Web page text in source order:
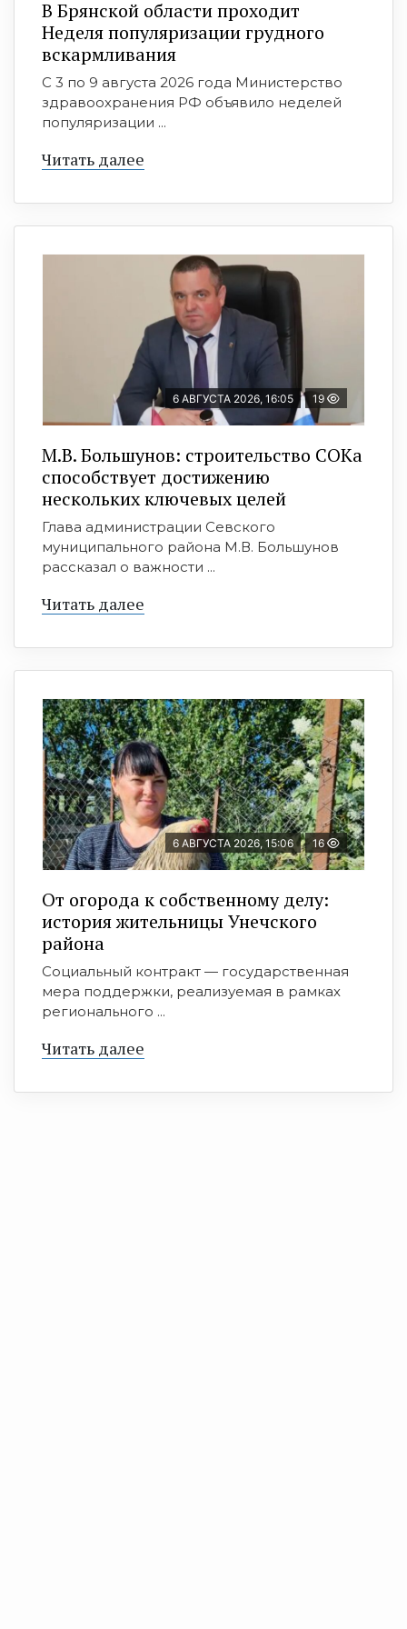
В Брянской области проходит
Неделя популяризации грудного
вскармливания
С 3 по 9 августа 2026 года Министерство
здравоохранения РФ объявило неделей
популяризации ...
Читать далее
6 АВГУСТА 2026, 16:05 19
М.В. Большунов: строительство СОКа
способствует достижению
нескольких ключевых целей
Глава администрации Севского
муниципального района М.В. Большунов
рассказал о важности ...
Читать далее
6 АВГУСТА 2026, 15:06 16
От огорода к собственному делу:
история жительницы Унечского
района
Социальный контракт — государственная
мера поддержки, реализуемая в рамках
регионального ...
Читать далее